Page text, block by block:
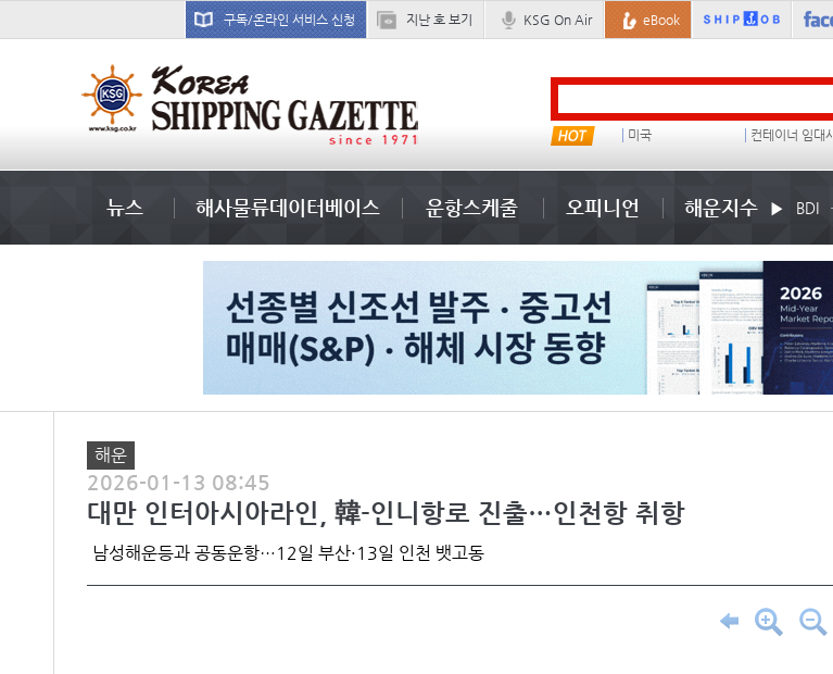
구독/온라인 서비스 신청 지난 호 보기 KSG On Air eBook
냉동 미국 컨테이너 임대사
뉴스 해사물류데이터베이스 운항스케줄 오피니언 해운지수 BDI
해운
2026-01-13 08:45
대만 인터아시아라인, 韓-인니항로 진출…인천항 취항
남성해운등과 공동운항…12일 부산·13일 인천 뱃고동